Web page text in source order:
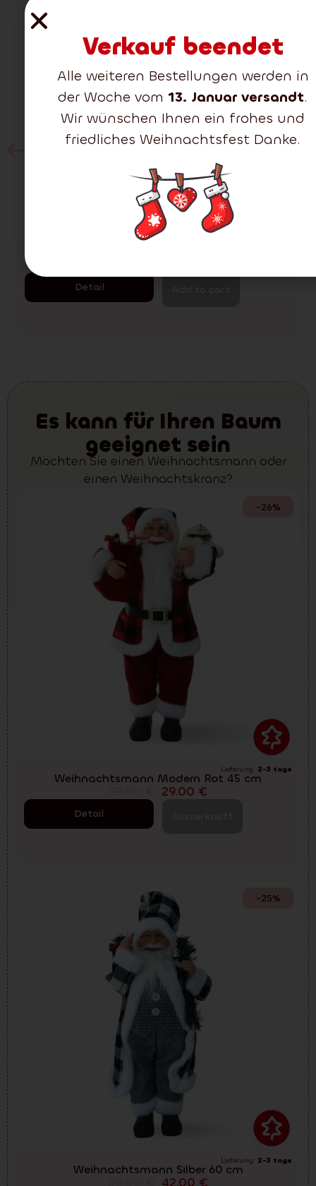
Detail
Es kann für Ihren Baum
geeignet sein
Möchten Sie einen Weihnachtsmann oder
einen Weihnachtskranz?
-26%
Lieferung: 2-3 tage
Weihnachtsmann Modern Rot 45 cm
29.00 €
Detail
-25%
Lieferung: 2-3 tage
Weihnachtsmann Silber 60 cm
42.00 €
Verkauf beendet
Alle weiteren Bestellungen werden in
der Woche vom 13. Januar versandt.
Wir wünschen Ihnen ein frohes und
friedliches Weihnachtsfest Danke.